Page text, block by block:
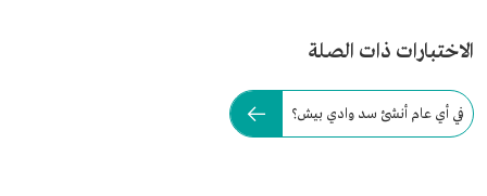
الاختبارات ذات الصلة
في أي عام أنشئ سد وادي بيش؟